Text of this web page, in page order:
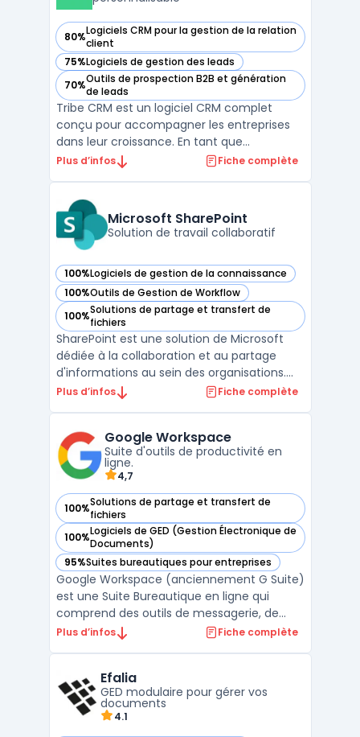
80%Logiciels CRM pour la gestion de la relation
client
— voir Tribe CRM dans cette catégorie
75%Logiciels de gestion des leads
— voir Tribe CRM dans cette catégorie
70%Outils de prospection B2B et génération
de leads
— voir Tribe CRM dans cette catégorie
Tribe CRM est un logiciel CRM complet
conçu pour accompagner les entreprises
dans leur croissance. En tant que
plateforme CRM tout-en-un, il offre une
service client. Grâce à son approche crm
no-code, les utilisate ...
Plus d’infos Fiche complète
Microsoft SharePoint
Solution de travail collaboratif
100%Logiciels de gestion de la connaissance
— voir Microsoft SharePoint dans cette catégorie
100%Outils de Gestion de Workflow
— voir Microsoft SharePoint dans cette catégorie
100%Solutions de partage et transfert de
fichiers
— voir Microsoft SharePoint dans cette catégorie
SharePoint est une solution de Microsoft
dédiée à la collaboration et au partage
d'informations au sein des organisations.
Elle permet de créer des sites d'équipe
partager des fichiers, des données, des
actualités et ...
Plus d’infos Fiche complète
Google Workspace
Suite d'outils de productivité en
ligne.
4,7
100%Solutions de partage et transfert de
fichiers
— voir Google Workspace dans cette catégorie
100%Logiciels de GED (Gestion Électronique de
Documents)
— voir Google Workspace dans cette catégorie
95%Suites bureautiques pour entreprises
— voir Google Workspace dans cette catégorie
Google Workspace (anciennement G Suite)
est une Suite Bureautique en ligne qui
comprend des outils de messagerie, de
stockage, de partage et de collaboration.
documents, des feuilles de calcul et des
présentations. Les ou ...
Plus d’infos Fiche complète
Efalia
GED modulaire pour gérer vos
documents
4.1